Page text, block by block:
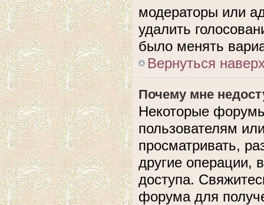
модераторы или
удалить
было менять
Вернуться
Почему мне
Некоторые
пользователям
просматривать,
другие операции,
доступа.
форума для